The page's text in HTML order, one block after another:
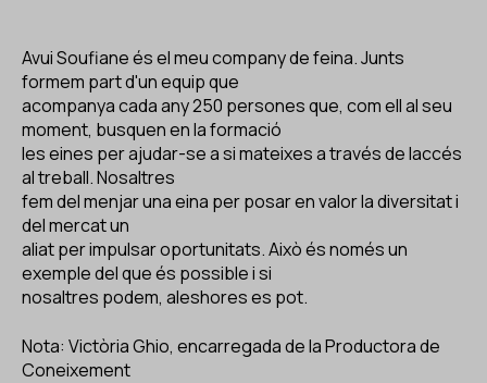
Avui Soufiane és el meu company de feina. Junts
formem part d'un equip que
acompanya cada any 250 persones que, com ell al seu
moment, busquen en la formació
les eines per ajudar-se a si mateixes a través de laccés
al treball. Nosaltres
fem del menjar una eina per posar en valor la diversitat i
del mercat un
aliat per impulsar oportunitats. Això és només un
exemple del que és possible i si
nosaltres podem, aleshores es pot.
Nota: Victòria Ghio, encarregada de la Productora de
Coneixement